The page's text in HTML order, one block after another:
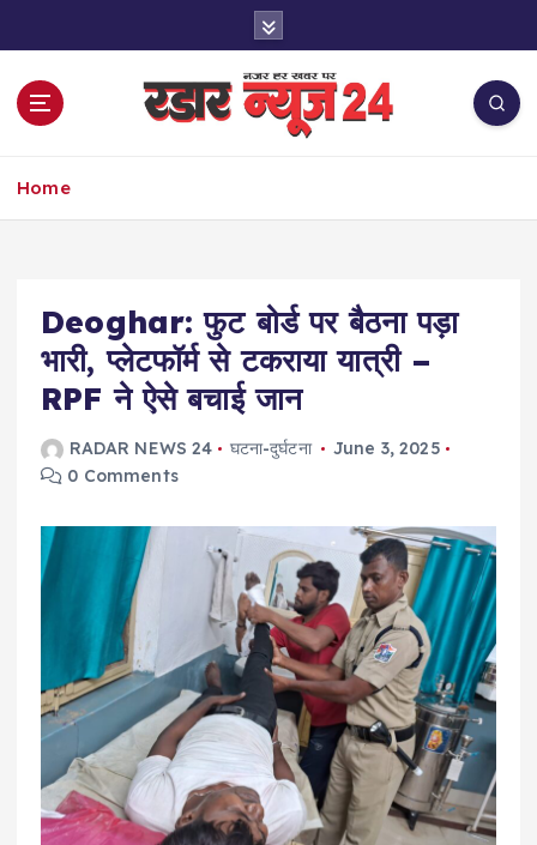
Home
Deoghar: फुट बोर्ड पर बैठना पड़ा
भारी, प्लेटफॉर्म से टकराया यात्री –
RPF ने ऐसे बचाई जान
RADAR NEWS 24 घटना-दुर्घटना
June 3, 2025
0 Comments